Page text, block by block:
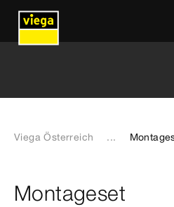
Viega Österreich ...
Montageset